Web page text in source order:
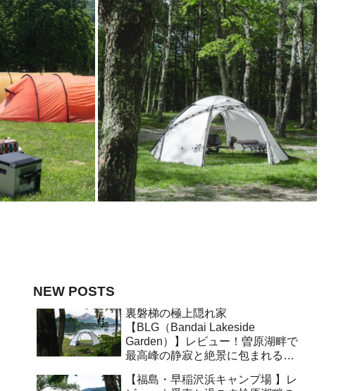
NEW POSTS
裏磐梯の極上隠れ家
【BLG（Bandai Lakeside
Garden）】レビュー！曽原湖畔で
最高峰の静寂と絶景に包まれる大
【福島・早稲沢浜キャンプ場 】レ